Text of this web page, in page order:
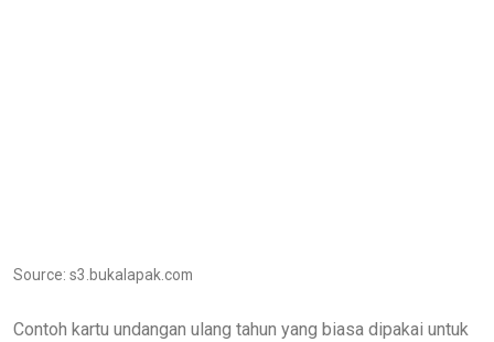
Source: s3.bukalapak.com
Contoh kartu undangan ulang tahun yang biasa dipakai untuk